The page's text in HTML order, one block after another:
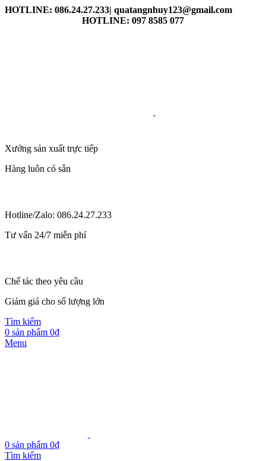
HOTLINE: 086.24.27.233| quatangnhuy123@gmail.com
HOTLINE: 097 8585 077
Xưởng sản xuất trực tiếp
Hàng luôn có sẵn
Hotline/Zalo: 086.24.27.233
Tư vấn 24/7 miễn phí
Chế tác theo yêu cầu
Giảm giá cho số lượng lớn
Tìm kiếm
0 sản phẩm 0₫
Menu
0 sản phẩm 0₫
Tìm kiếm